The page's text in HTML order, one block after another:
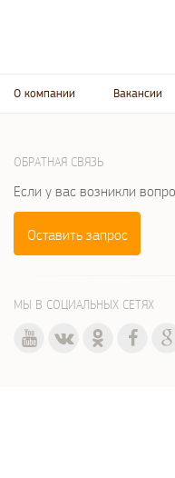
О компании Вакансии
ОБРАТНАЯ СВЯЗЬ
Если у вас возникли
Оставить запрос
МЫ В СОЦИАЛЬНЫХ СЕТЯХ